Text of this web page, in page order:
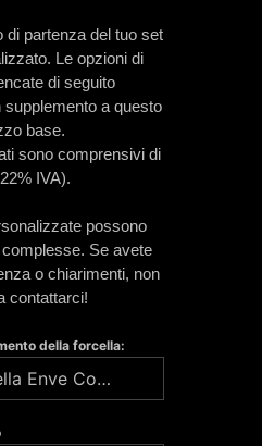
di partenza del tuo set
Le opzioni di
di seguito
supplemento a questo
base.
sono comprensivi di
IVA).
possono
Se avete
o chiarimenti, non
contattarci!
della forcella:
Upgrade forcella Enve Composites Road 2.0 Disc – € 325